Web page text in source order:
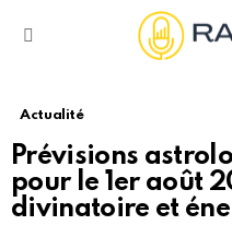
Actualité
Prévisions
pour le 1er août
divinatoire et